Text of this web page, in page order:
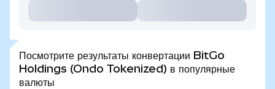
Посмотрите результаты конвертации BitGo
Holdings (Ondo Tokenized) в популярные
валюты